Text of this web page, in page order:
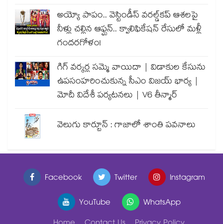
అయ్యో పాపం.. వెస్టిండీస్ వరల్డ్‌కప్ ఆశలపై
నీళ్లు చల్లిన ఆఫ్ఘన్.. క్వాలిఫికేషన్ రేసులో మళ్లీ
గందరగోళం!
గిగ్ వర్కర్ల సమ్మె వాయిదా | విడాకుల కేసును
ఉపసంహరించుకున్న సీఎం విజయ్ భార్య |
మోదీ విదేశీ పర్యటనలు | V6 తీన్మార్
వెలుగు కార్టూన్ : గాజాలో శాంతి పవనాలు
Facebook Twitter
Instagram
YouTube
WhatsApp